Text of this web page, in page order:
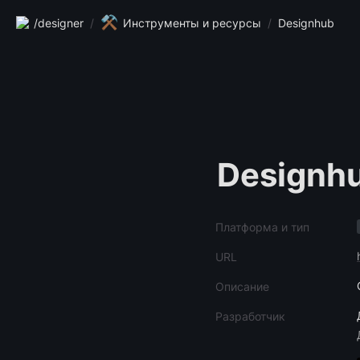
/designer / ⚒️ Инструменты и ресурсы / Designhub
Платформа и тип
URL
Описание
Разработчик